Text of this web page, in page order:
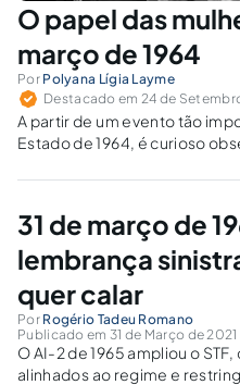
O papel das
março de 1964
Por Polyana Lígia Layme
Destacado em 24 de
A partir de um evento tão
Estado de 1964, é curioso
sem ser lembrado.
31 de março de
lembrança
quer calar
Por Rogério Tadeu Romano
Publicado em 31 de Março de
O AI-2 de 1965 ampliou o
alinhados ao regime e